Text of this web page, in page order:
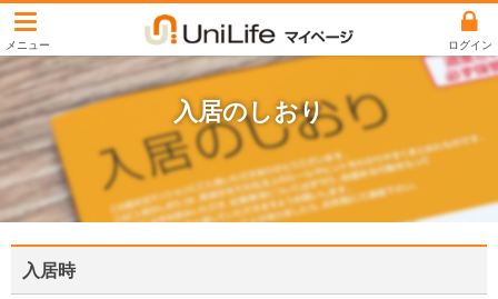
ユニライフマイペ
ログイン
入居のしおり
入居時